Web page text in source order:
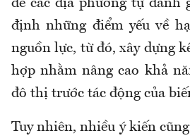
để các địa phương tự đánh
định những điểm yếu về
nguồn lực, từ đó, xây dựng
hợp nhằm nâng cao khả
đô thị trước tác động của
Tuy nhiên, nhiều ý kiến